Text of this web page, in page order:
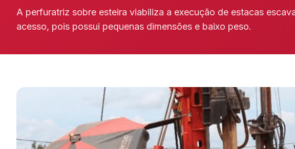
A perfuratriz sobre esteira viabiliza a execução de estacas
acesso, pois possui pequenas dimensões e baixo peso.